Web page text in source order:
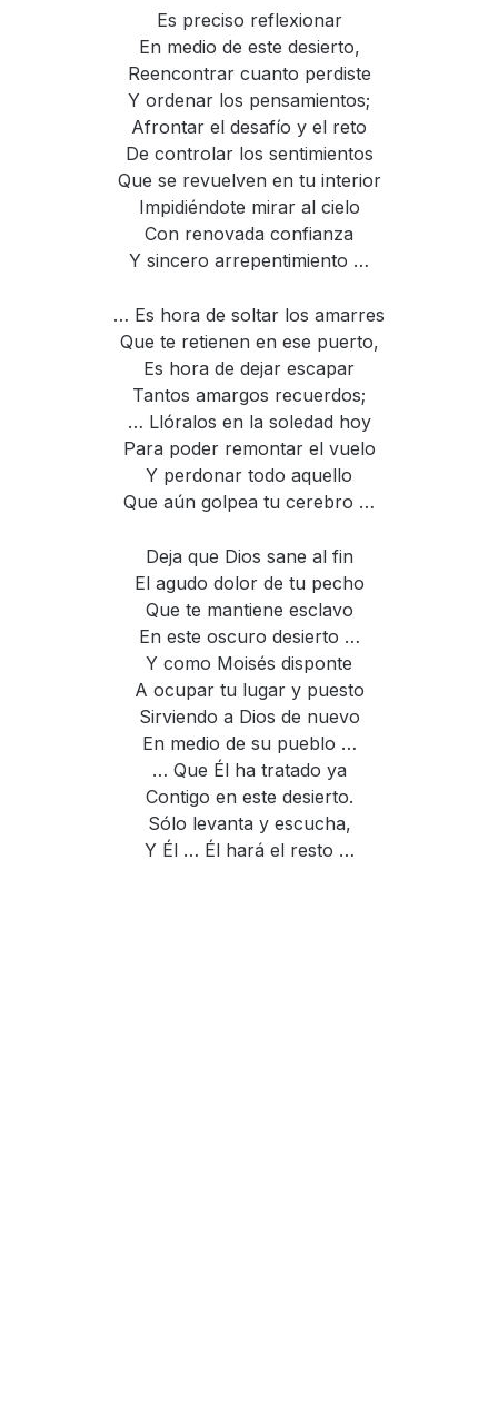
Es preciso reflexionar
En medio de este desierto,
Reencontrar cuanto perdiste
Y ordenar los pensamientos;
Afrontar el desafío y el reto
De controlar los sentimientos
Que se revuelven en tu interior
Impidiéndote mirar al cielo
Con renovada confianza
Y sincero arrepentimiento …
… Es hora de soltar los amarres
Que te retienen en ese puerto,
Es hora de dejar escapar
Tantos amargos recuerdos;
… Llóralos en la soledad hoy
Para poder remontar el vuelo
Y perdonar todo aquello
Que aún golpea tu cerebro …
Deja que Dios sane al fin
El agudo dolor de tu pecho
Que te mantiene esclavo
En este oscuro desierto …
Y como Moisés disponte
A ocupar tu lugar y puesto
Sirviendo a Dios de nuevo
En medio de su pueblo …
… Que Él ha tratado ya
Contigo en este desierto.
Sólo levanta y escucha,
Y Él … Él hará el resto …